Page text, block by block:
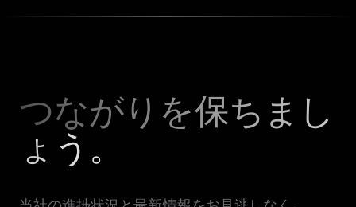
つながりを保ちまし
ょう。